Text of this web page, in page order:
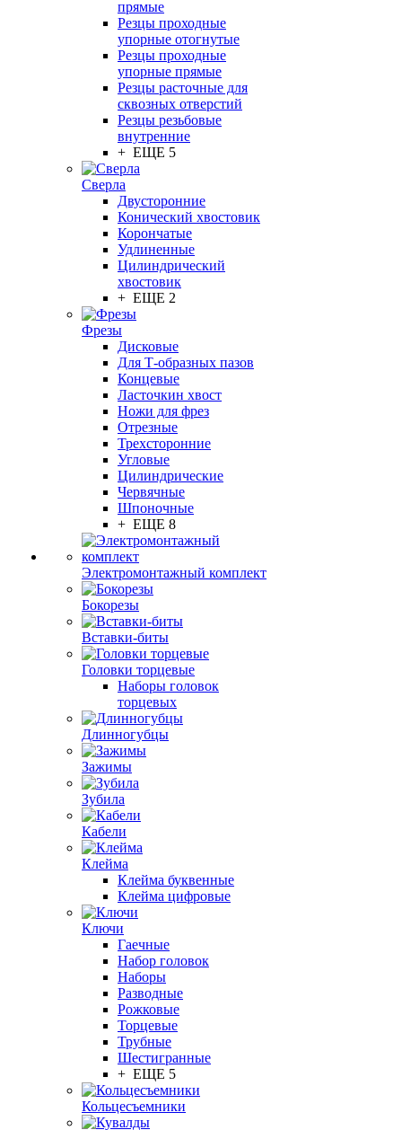
прямые
Резцы проходные
упорные отогнутые
Резцы проходные
упорные прямые
Резцы расточные для
сквозных отверстий
Резцы резьбовые
внутренние
+ ЕЩЕ 5
Сверла
Двусторонние
Конический хвостовик
Корончатые
Удлиненные
Цилиндрический
хвостовик
+ ЕЩЕ 2
Фрезы
Дисковые
Для Т-образных пазов
Концевые
Ласточкин хвост
Ножи для фрез
Отрезные
Трехсторонние
Угловые
Цилиндрические
Червячные
Шпоночные
+ ЕЩЕ 8
Электромонтажный комплект
Бокорезы
Вставки-биты
Головки торцевые
Наборы головок
торцевых
Длинногубцы
Зажимы
Зубила
Кабели
Клейма
Клейма буквенные
Клейма цифровые
Ключи
Гаечные
Набор головок
Наборы
Разводные
Рожковые
Торцевые
Трубные
Шестигранные
+ ЕЩЕ 5
Кольцесъемники